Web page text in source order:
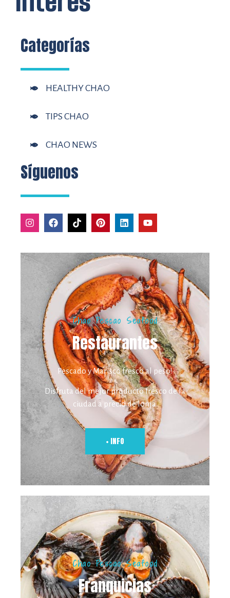
Categorías
HEALTHY CHAO
TIPS CHAO
CHAO NEWS
Síguenos
Chao Pescao Seafood
Restaurantes
Pescado y Marisco fresco al peso!
Disfruta del mejor producto fresco de la
ciudad a precio de lonja.
+ INFO
Chao Pescao Seafood
Franquicias